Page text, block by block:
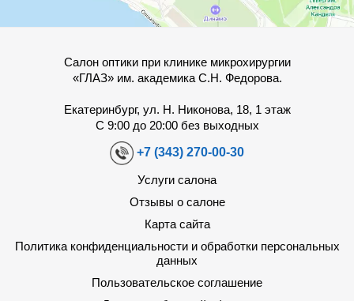
Салон оптики при клинике микрохирургии
«ГЛАЗ» им. академика С.Н. Федорова.
Екатеринбург, ул. Н. Никонова, 18, 1 этаж
С 9:00 до 20:00 без выходных
+7 (343) 270-00-30
Услуги салона
Отзывы о салоне
Карта сайта
Политика конфиденциальности и обработки персональных
данных
Пользовательское соглашение